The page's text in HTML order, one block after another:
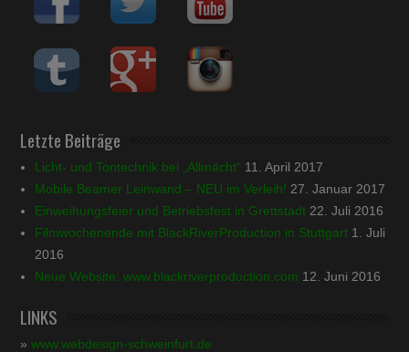
Letzte Beiträge
Licht- und Tontechnik bei „Allmächt“ 11. April 2017
Mobile Beamer Leinwand – NEU im Verleih! 27. Januar 2017
Einweihungsfeier und Betriebsfest in Grettstadt 22. Juli 2016
Filmwochenende mit BlackRiverProduction in Stuttgart 1. Juli
2016
Neue Website: www.blackriverproduction.com 12. Juni 2016
LINKS
»www.webdesign-schweinfurt.de